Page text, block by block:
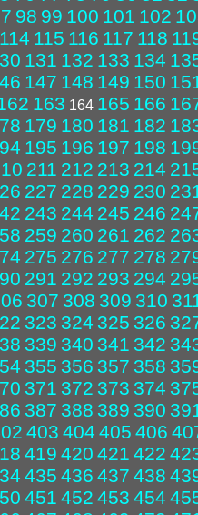
98 99 100 101 102
114 115 116 117 118
131 132 133 134
147 148 149 150
163 164 165 166
179 180 181 182
195 196 197 198
211 212 213 214
227 228 229 230
243 244 245 246
259 260 261 262
275 276 277 278
291 292 293 294
307 308 309 310
323 324 325 326
339 340 341 342
355 356 357 358
371 372 373 374
387 388 389 390
403 404 405 406
419 420 421 422
435 436 437 438
451 452 453 454